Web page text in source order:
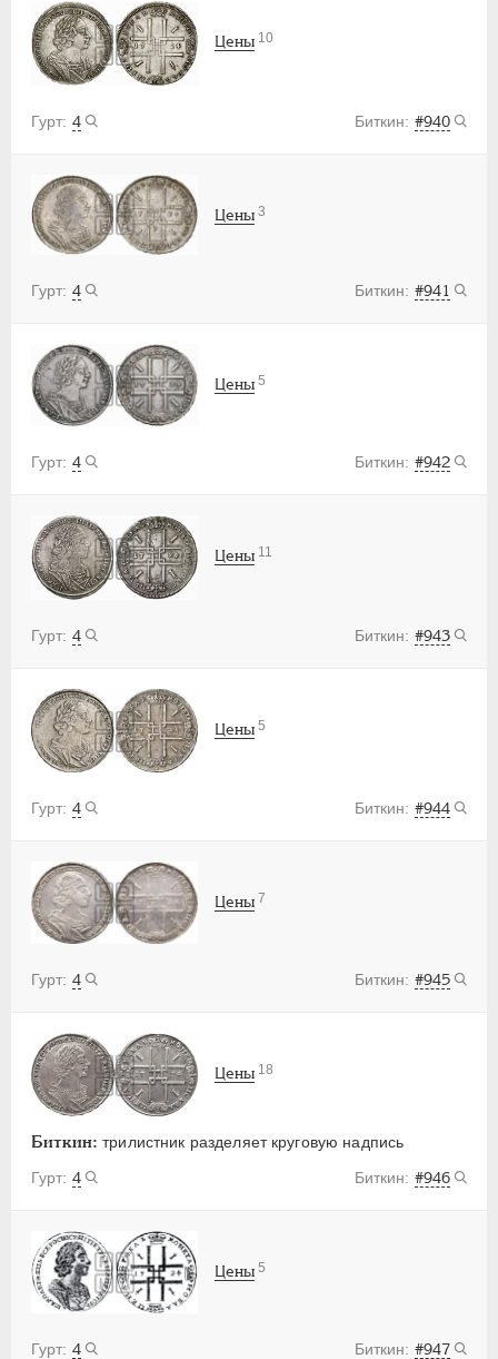
4 #940
Цены 10
4 #941
Цены 3
4 #942
Цены 5
4 #943
Цены 11
4 #944
Цены 5
4 #945
Цены 7
Биткин: трилистник разделяет круговую надпись
4
#946
Цены 18
4 #947
Цены 5